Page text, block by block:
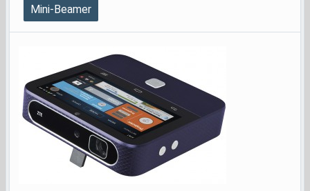
Mini-Beamer